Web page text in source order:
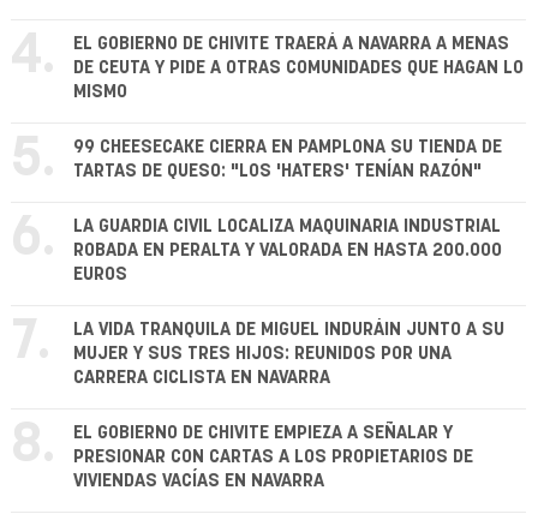
4.
EL GOBIERNO DE CHIVITE TRAERÁ A NAVARRA A MENAS
DE CEUTA Y PIDE A OTRAS COMUNIDADES QUE HAGAN LO
MISMO
5.
99 CHEESECAKE CIERRA EN PAMPLONA SU TIENDA DE
TARTAS DE QUESO: "LOS 'HATERS' TENÍAN RAZÓN"
6.
LA GUARDIA CIVIL LOCALIZA MAQUINARIA INDUSTRIAL
ROBADA EN PERALTA Y VALORADA EN HASTA 200.000
EUROS
7.
LA VIDA TRANQUILA DE MIGUEL INDURÁIN JUNTO A SU
MUJER Y SUS TRES HIJOS: REUNIDOS POR UNA
CARRERA CICLISTA EN NAVARRA
8.
EL GOBIERNO DE CHIVITE EMPIEZA A SEÑALAR Y
PRESIONAR CON CARTAS A LOS PROPIETARIOS DE
VIVIENDAS VACÍAS EN NAVARRA